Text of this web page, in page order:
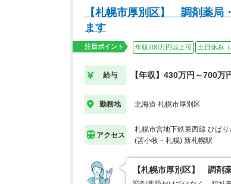
【札幌市厚別区】 調剤薬局
ます
注目ポイント 年収700万円以上可 土日休み（
給与 【年収】430万円～700万
勤務地 北海道 札幌市厚別区
アクセス
札幌市営地下鉄東西線 ひば
(苫小牧－札幌) 新札幌駅
【札幌市厚別区】 調剤